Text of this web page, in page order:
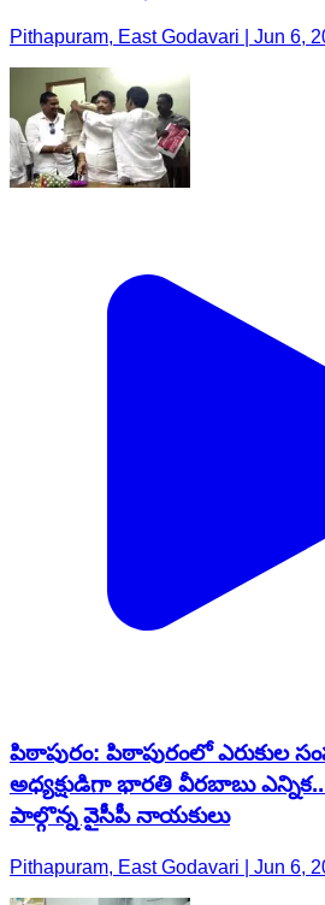
Pithapuram, East Godavari | Jun 6,
పిఠాపురం: పిఠాపురంలో ఎరుకుల
అధ్యక్షుడిగా భారతి వీరబాబు
పాల్గొన్న వైసీపీ నాయకులు
Pithapuram, East Godavari | Jun 6,